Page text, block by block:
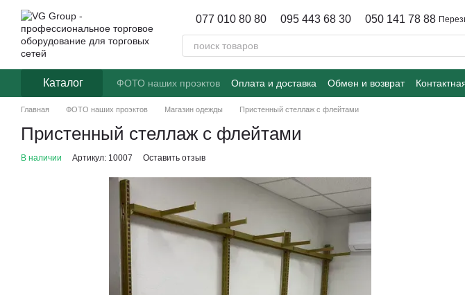
Перейти к основному контенту
077 010 80 80 095 443 68 30 050 141 78 88
Каталог ФОТО наших проэктов Оплата и доставка Обмен и возврат
Главная ФОТО наших проэктов Магазин одежды Пристенный стеллаж с флейтами
Пристенный стеллаж с флейтами
В наличии Артикул: 10007 Оставить отзыв